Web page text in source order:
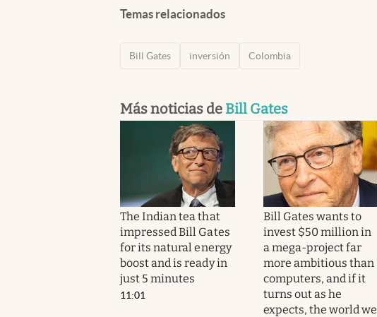
Temas relacionados
Bill Gates inversión Colombia
Más noticias de Bill Gates
The Indian tea that
impressed Bill Gates
for its natural energy
boost and is ready in
just 5 minutes
11:01
Bill Gates wants to
invest $50 million in
a mega-project far
more ambitious than
computers, and if it
turns out as he
expects, the world we